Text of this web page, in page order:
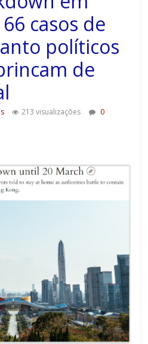
casos de
políticos
de
213 visualizações
0